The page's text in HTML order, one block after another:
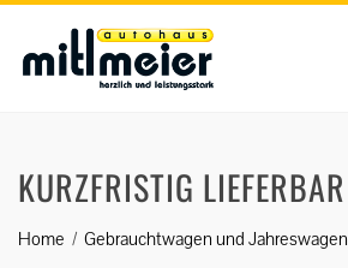
KURZFRISTIG LIEFERBAR
Home Gebrauchtwagen und Jahreswagen